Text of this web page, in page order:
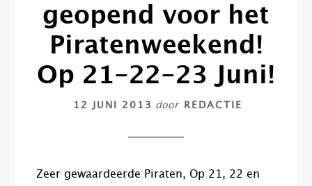
geopend voor het
Piratenweekend!
Op 21-22-23 Juni!
12 JUNI 2013 door REDACTIE
Zeer gewaardeerde Piraten, Op 21, 22 en